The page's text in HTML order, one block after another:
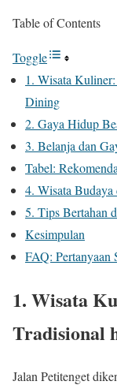
Table of Contents
Toggle
1. Wisata
Dining
2. Gaya Hidup
3. Belanja dan
Tabel:
4. Wisata
5. Tips Bertahan
Kesimpulan
FAQ: Pertanyaan
1. Wisata
Tradisional
Jalan Petitenget